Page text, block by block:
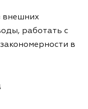
внешних
работать с
в